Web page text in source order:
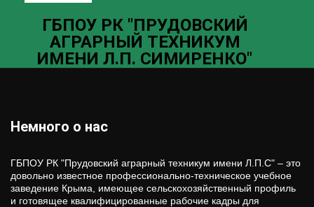
ГБ­­ПОУ РК "ПРУДОВСКИЙ
АГРАРНЫЙ ТЕХНИКУМ
ИМЕНИ Л.П. СИМИРЕНКО"
Немного о нас
ГБПОУ РК "Прудовский аграрный техникум имени Л.П.С" – это
довольно известное профессионально-техническое учебное
заведение Крыма, имеющее сельскохозяйственный профиль
и готовящее квалифицированные рабочие кадры для